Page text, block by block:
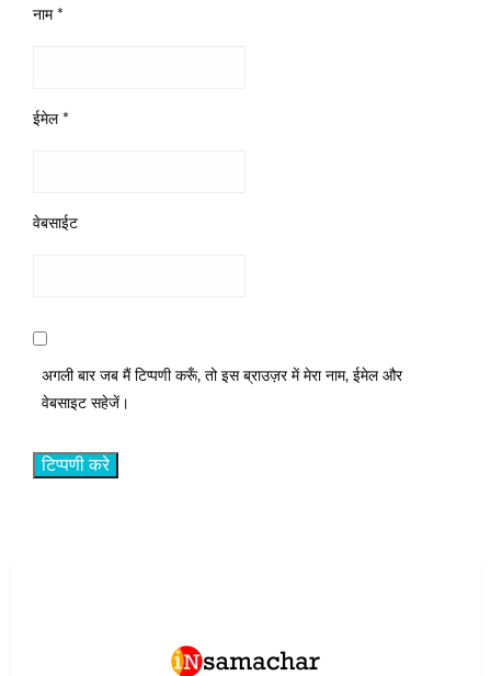
नाम *
ईमेल *
वेबसाईट
अगली बार जब मैं टिप्पणी करूँ, तो इस ब्राउज़र में मेरा नाम, ईमेल और
वेबसाइट सहेजें।